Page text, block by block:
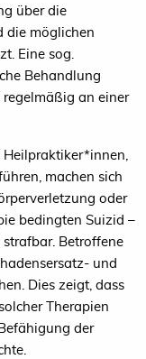
über die
die möglichen
Eine sog.
Behandlung
an einer
machen sich
oder
bedingten Suizid –
Betroffene
und
Dies zeigt, dass
Therapien
der